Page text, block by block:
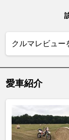
クルマレビュー
愛車紹介